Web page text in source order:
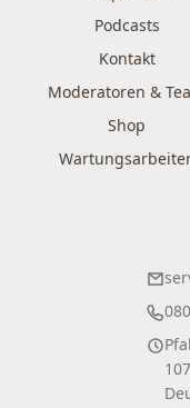
Podcasts
Kontakt
Moderatoren &
Shop